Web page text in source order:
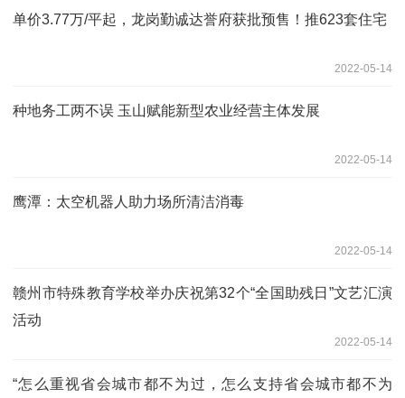
单价3.77万/平起，龙岗勤诚达誉府获批预售！推623套住宅
2022-05-14
种地务工两不误 玉山赋能新型农业经营主体发展
2022-05-14
鹰潭：太空机器人助力场所清洁消毒
2022-05-14
赣州市特殊教育学校举办庆祝第32个“全国助残日”文艺汇演
活动
2022-05-14
“怎么重视省会城市都不为过，怎么支持省会城市都不为